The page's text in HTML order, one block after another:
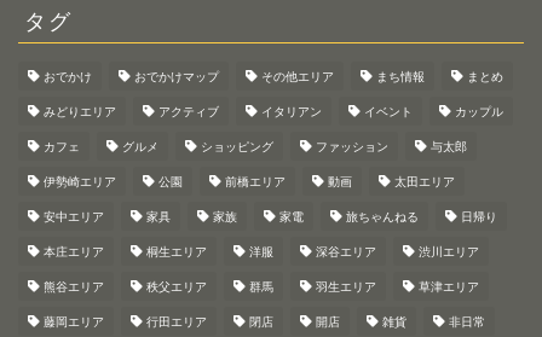
タグ
おでかけ おでかけマップ その他エリア まち情報 まとめ
みどりエリア アクティブ イタリアン イベント カップル
カフェ グルメ ショッピング ファッション 与太郎
伊勢崎エリア 公園 前橋エリア 動画 太田エリア
安中エリア 家具 家族 家電 旅ちゃんねる 日帰り
本庄エリア 桐生エリア 洋服 深谷エリア 渋川エリア
熊谷エリア 秩父エリア 群馬 羽生エリア 草津エリア
藤岡エリア 行田エリア 閉店 開店 雑貨 非日常